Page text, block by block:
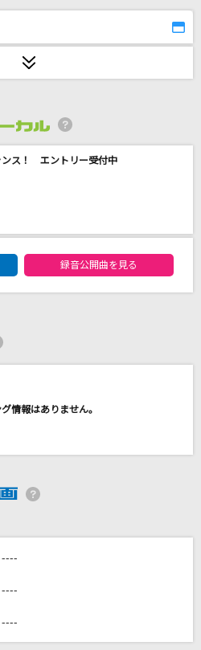
ージョン)
情報をチェック！
ンス！ エントリー受付中
ルエントリーランキング
録音公開曲を見る
----
----
----